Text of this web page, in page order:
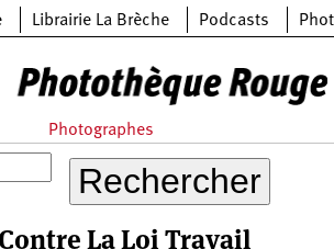
Librairie La Brèche Podcasts
Photographes
La Loi Travail